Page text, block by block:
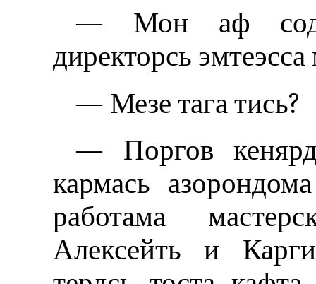
— Мон аф
директорсь
— Мезе тага тись?
— Поргов
кармась
работама
Алексейть и